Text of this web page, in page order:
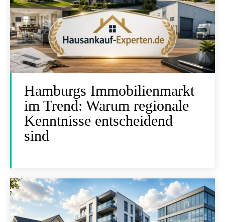
Hamburgs Immobilienmarkt
im Trend: Warum regionale
Kenntnisse entscheidend
sind